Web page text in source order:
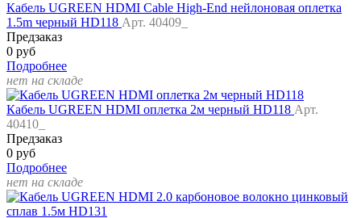
Кабель UGREEN HDMI Cable High-End нейлоновая оплетка
1.5m черный HD118 Арт. 40409_
Предзаказ
0 руб
Подробнее
нет на складе
Кабель UGREEN HDMI оплетка 2м черный HD118 Арт.
40410_
Предзаказ
0 руб
Подробнее
нет на складе